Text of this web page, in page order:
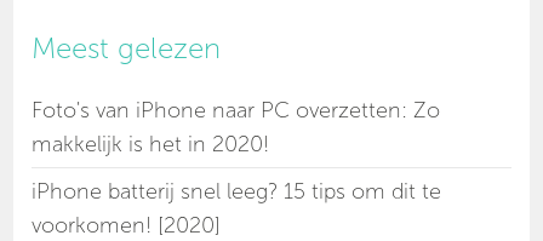
Meest gelezen
Foto's van iPhone naar PC overzetten: Zo
makkelijk is het in 2020!
iPhone batterij snel leeg? 15 tips om dit te
voorkomen! [2020]